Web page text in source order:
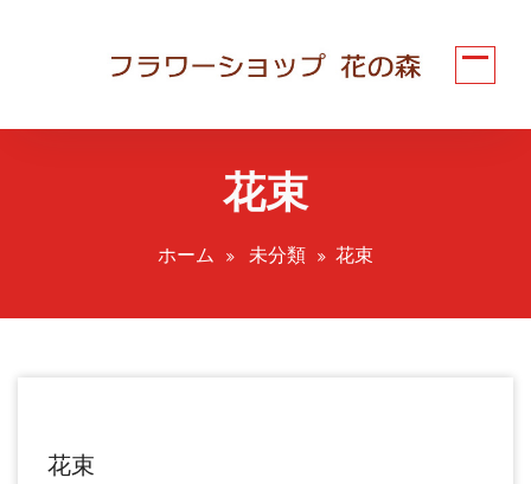
ツ
花束
ホーム 未分類 花束
花束